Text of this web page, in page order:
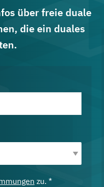
über freie duale
die ein duales
zu. *